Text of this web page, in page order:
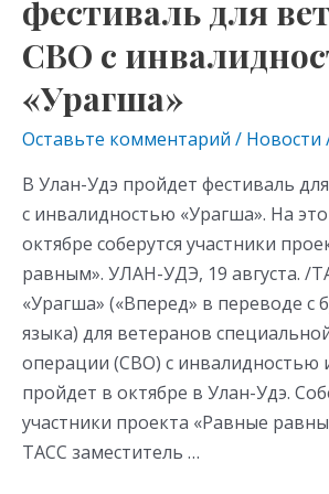
фестиваль для
СВО с
«Урагша»
Оставьте комментарий / Новости
В Улан-Удэ пройдет фестиваль
с инвалидностью «Урагша». На
октябре соберутся участники
равным». УЛАН-УДЭ, 19 августа. /
«Урагша» («Вперед» в переводе с
языка) для ветеранов
операции (СВО) с инвалидностью
пройдет в октябре в Улан-Удэ.
участники проекта «Равные
ТАСС заместитель …
«Урагша»